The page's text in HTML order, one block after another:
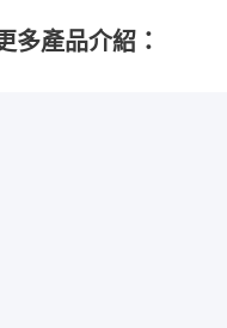
多產品介紹：